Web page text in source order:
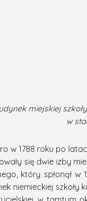
miejskiej
w
w 1788 roku po
się dwie izby
który spłonął w
niemieckiej szkoły